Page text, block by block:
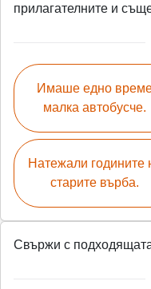
прилагателните и
Имаше едно
малка автобусче.
Натежали годините
старите върба.
Свържи с